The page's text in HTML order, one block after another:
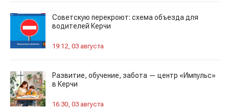
Советскую перекроют: схема объезда для
водителей Керчи
19:12, 03 августа
Развитие, обучение, забота — центр «Импульс»
в Керчи
16:30, 03 августа